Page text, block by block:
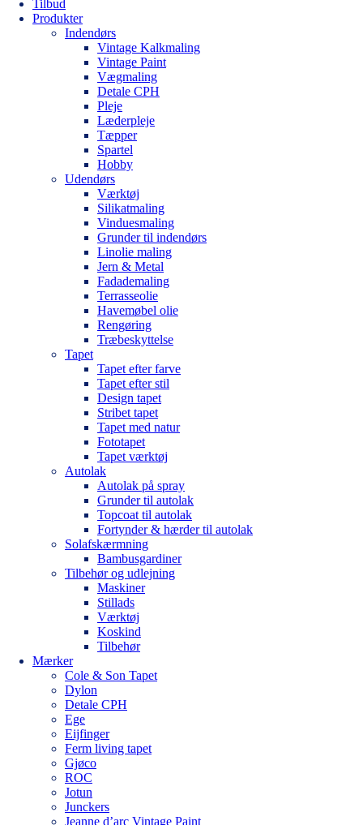
Tilbud
Produkter
Indendørs
Vintage Kalkmaling
Vintage Paint
Vægmaling
Detale CPH
Pleje
Læderpleje
Tæpper
Spartel
Hobby
Udendørs
Værktøj
Silikatmaling
Vinduesmaling
Grunder til indendørs
Linolie maling
Jern & Metal
Fadademaling
Terrasseolie
Havemøbel olie
Rengøring
Træbeskyttelse
Tapet
Tapet efter farve
Tapet efter stil
Design tapet
Stribet tapet
Tapet med natur
Fototapet
Tapet værktøj
Autolak
Autolak på spray
Grunder til autolak
Topcoat til autolak
Fortynder & hærder til autolak
Solafskærmning
Bambusgardiner
Tilbehør og udlejning
Maskiner
Stillads
Værktøj
Koskind
Tilbehør
Mærker
Cole & Son Tapet
Dylon
Detale CPH
Ege
Eijfinger
Ferm living tapet
Gjøco
ROC
Jotun
Junckers
Jeanne d’arc Vintage Paint